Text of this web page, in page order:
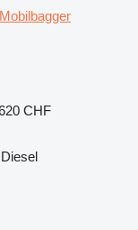
CHF
Diesel